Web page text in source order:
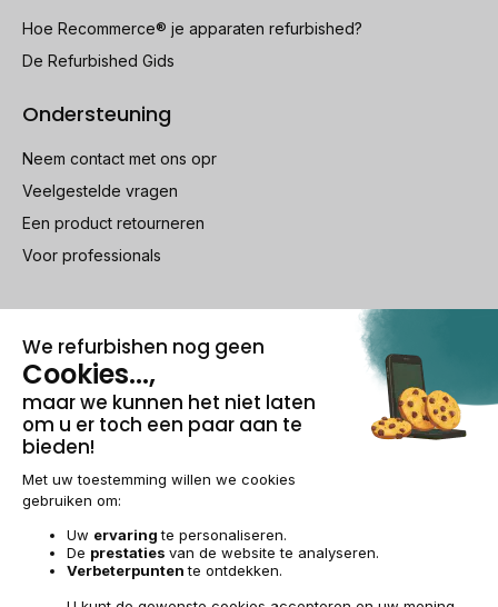
Hoe Recommerce® je apparaten refurbished?
De Refurbished Gids
Ondersteuning
Neem contact met ons opr
Veelgestelde vragen
Een product retourneren
Voor professionals
100% beveiligde betaling
Wettelijke vermeldingen & AGBeheer van cookies
Algemene verkoopvoorwaarden
Toegankelijkheid